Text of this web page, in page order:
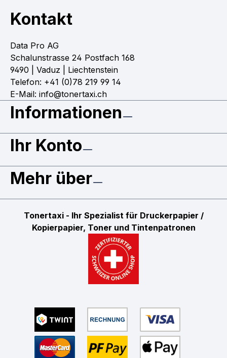
Kontakt
Data Pro AG
Schalunstrasse 24 Postfach 168
9490 | Vaduz | Liechtenstein
Telefon: +41 (0)78 219 99 14
E-Mail: info@tonertaxi.ch
Informationen
Ihr Konto
Mehr über
Tonertaxi - Ihr Spezialist für Druckerpapier /
Kopierpapier, Toner und Tintenpatronen